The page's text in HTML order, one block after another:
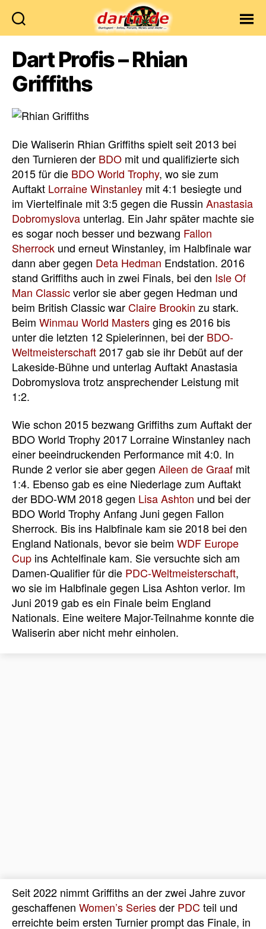
Dart Profis – Rhian
Griffiths
Die Waliserin Rhian Griffiths spielt seit 2013 bei
den Turnieren der BDO mit und qualifizierte sich
2015 für die BDO World Trophy, wo sie zum
Auftakt Lorraine Winstanley mit 4:1 besiegte und
im Viertelfinale mit 3:5 gegen die Russin Anastasia
Dobromyslova unterlag. Ein Jahr später machte sie
es sogar noch besser und bezwang Fallon
Sherrock und erneut Winstanley, im Halbfinale war
dann aber gegen Deta Hedman Endstation. 2016
stand Griffiths auch in zwei Finals, bei den Isle Of
Man Classicverlor sie aber gegen Hedman und
beim British Classic warClaire Brookin zu stark.
Beim Winmau World Mastersging es 2016 bis
unter die letzten 12 Spielerinnen, bei der BDO-
Weltmeisterschaft2017 gab sie ihr Debüt auf der
Lakeside-Bühne und unterlag Auftakt Anastasia
Dobromyslova trotz ansprechender Leistung mit
1:2.
Wie schon 2015 bezwang Griffiths zum Auftakt der
BDO World Trophy 2017 Lorraine Winstanley nach
einer beeindruckenden Performance mit 4:0. In
Runde 2 verlor sie aber gegen Aileen de Graaf mit
1:4. Ebenso gab es eine Niederlage zum Auftakt
der BDO-WM 2018 gegen Lisa Ashton und bei der
BDO World Trophy Anfang Juni gegen Fallon
Sherrock. Bis ins Halbfinale kam sie 2018 bei den
England Nationals, bevor sie beim WDF Europe
Cup ins Achtelfinale kam. Sie versuchte sich am
Damen-Qualifier für die PDC-Weltmeisterschaft,
wo sie im Halbfinale gegen Lisa Ashton verlor. Im
Juni 2019 gab es ein Finale beim England
Nationals. Eine weitere Major-Teilnahme konnte die
Waliserin aber nicht mehr einholen.
Seit 2022 nimmt Griffiths an der zwei Jahre zuvor
geschaffenen Women’s Seriesder PDC teil und
erreichte beim ersten Turnier prompt das Finale, in